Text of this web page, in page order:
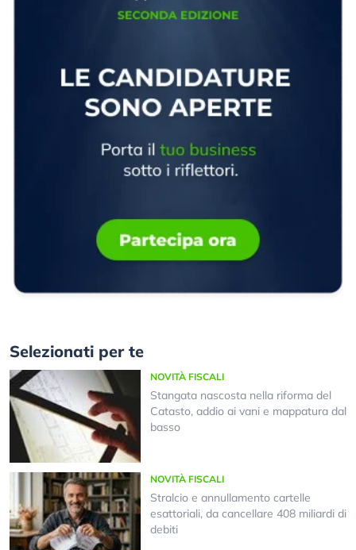
Selezionati per te
NOVITÀ FISCALI
Stangata nascosta nella riforma del
Catasto, addio ai vani e mappatura dal
basso
NOVITÀ FISCALI
Stralcio e annullamento cartelle
esattoriali, da cancellare 408 miliardi di
debiti